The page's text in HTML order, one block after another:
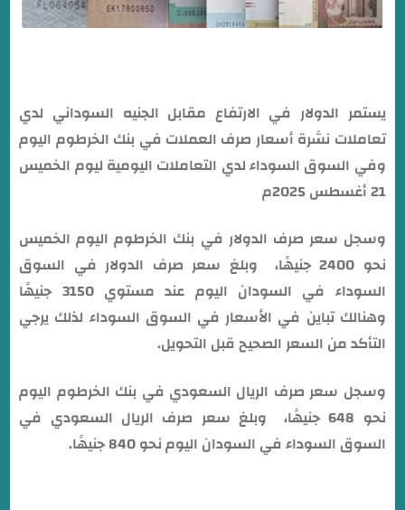
يستمر الدولار في الارتفاع مقابل الجنيه السوداني لدي
تعاملات نشرة أسعار صرف العملات في بنك الخرطوم اليوم
وفي السوق السوداء لدي التعاملات اليومية ليوم الخميس
21 أغسطس 2025م
وسجل سعر صرف الدولار في بنك الخرطوم اليوم الخميس
نحو 2400 جنيهًا، وبلغ سعر صرف الدولار في السوق
السوداء في السودان اليوم عند مستوي 3150 جنيهًا
وهنالك تباين في الأسعار في السوق السوداء لذلك يرجي
التأكد من السعر الصحيح قبل التحويل.
وسجل سعر صرف الريال السعودي في بنك الخرطوم اليوم
نحو 648 جنيهًا، وبلغ سعر صرف الريال السعودي في
السوق السوداء في السودان اليوم نحو 840 جنيهًا.